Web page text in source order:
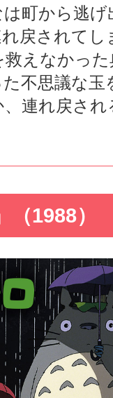
町から逃
戻されてし
えなかっ
不思議な玉
連れ戻され
（1988）